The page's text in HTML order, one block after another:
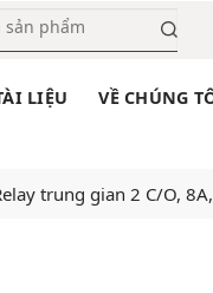
LIỆU VỀ CHÚNG
trung gian 2 C/O,